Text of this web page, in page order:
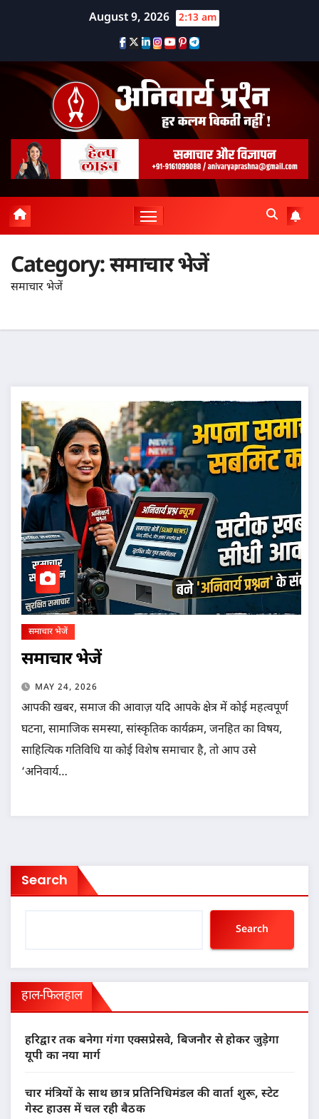
August 9, 2026 2:13 am
Category:समाचार भेजें
समाचार भेजें
समाचार भेजें
समाचार भेजें
MAY 24, 2026
आपकी खबर, समाज की आवाज़ यदि आपके क्षेत्र में कोई महत्वपूर्ण
घटना, सामाजिक समस्या, सांस्कृतिक कार्यक्रम, जनहित का विषय,
साहित्यिक गतिविधि या कोई विशेष समाचार है, तो आप उसे
‘अनिवार्य…
Search
Search
हाल-फिलहाल
हरिद्वार तक बनेगा गंगा एक्सप्रेसवे, बिजनौर से होकर जुड़ेगा
यूपी का नया मार्ग
चार मंत्रियों के साथ छात्र प्रतिनिधिमंडल की वार्ता शुरू, स्टेट
गेस्ट हाउस में चल रही बैठक